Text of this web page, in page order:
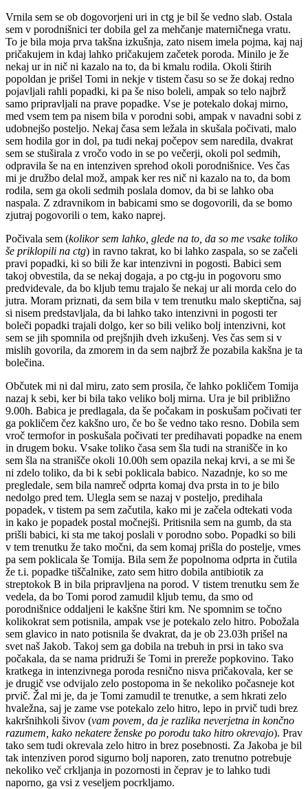
Vrnila sem se ob dogovorjeni uri in ctg je bil še vedno slab. Ostala
sem v porodnišnici ter dobila gel za mehčanje materničnega vratu.
To je bila moja prva takšna izkušnja, zato nisem imela pojma, kaj naj
pričakujem in kdaj lahko pričakujem začetek poroda. Minilo je že
nekaj ur in nič ni kazalo na to, da bi kmalu rodila. Okoli štirih
popoldan je prišel Tomi in nekje v tistem času so se že dokaj redno
pojavljali rahli popadki, ki pa še niso boleli, ampak so telo najbrž
samo pripravljali na prave popadke. Vse je potekalo dokaj mirno,
med vsem tem pa nisem bila v porodni sobi, ampak v navadni sobi z
udobnejšo posteljo. Nekaj časa sem ležala in skušala počivati, malo
sem hodila gor in dol, pa tudi nekaj počepov sem naredila, dvakrat
sem se stuširala z vročo vodo in se po večerji, okoli pol sedmih,
odpravila še na en intenziven sprehod okoli porodnišnice. Ves čas
mi je družbo delal mož, ampak ker res nič ni kazalo na to, da bom
rodila, sem ga okoli sedmih poslala domov, da bi se lahko oba
naspala. Z zdravnikom in babicami smo se dogovorili, da se bomo
zjutraj pogovorili o tem, kako naprej.
Počivala sem (kolikor sem lahko, glede na to, da so me vsake toliko
še priklopili na ctg) in ravno takrat, ko bi lahko zaspala, so se začeli
pravi popadki, ki so bili že kar intenzivni in pogosti. Babici sem
takoj obvestila, da se nekaj dogaja, a po ctg-ju in pogovoru smo
predvidevale, da bo kljub temu trajalo še nekaj ur ali morda celo do
jutra. Moram priznati, da sem bila v tem trenutku malo skeptična, saj
si nisem predstavljala, da bi lahko tako intenzivni in pogosti ter
boleči popadki trajali dolgo, ker so bili veliko bolj intenzivni, kot
sem se jih spomnila od prejšnjih dveh izkušenj. Ves čas sem si v
mislih govorila, da zmorem in da sem najbrž že pozabila kakšna je ta
bolečina.
Občutek mi ni dal miru, zato sem prosila, če lahko pokličem Tomija
nazaj k sebi, ker bi bila tako veliko bolj mirna. Ura je bil približno
9.00h. Babica je predlagala, da še počakam in poskušam počivati ter
ga pokličem čez kakšno uro, če bo še vedno tako resno. Dobila sem
vroč termofor in poskušala počivati ter predihavati popadke na enem
in drugem boku. Vsake toliko časa sem šla tudi na stranišče in ko
sem šla na stranišče okoli 10.00h sem opazila nekaj krvi, a se mi še
ni zdelo toliko, da bi k sebi poklicala babico. Nazadnje, ko so me
pregledale, sem bila namreč odprta komaj dva prsta in to je bilo
nedolgo pred tem. Ulegla sem se nazaj v posteljo, predihala
popadek, v tistem pa sem začutila, kako mi je začela odtekati voda
in kako je popadek postal močnejši. Pritisnila sem na gumb, da sta
prišli babici, ki sta me takoj poslali v porodno sobo. Popadki so bili
v tem trenutku že tako močni, da sem komaj prišla do postelje, vmes
pa sem poklicala še Tomija. Bila sem že popolnoma odprta in čutila
že t.i. popadke tiščalnike, zato sem hitro dobila antibiotik za
streptokok B in bila pripravljena na porod. V tistem trenutku sem že
vedela, da bo Tomi porod zamudil kljub temu, da smo od
porodnišnice oddaljeni le kakšne štiri km. Ne spomnim se točno
kolikokrat sem potisnila, ampak vse je potekalo zelo hitro. Pobožala
sem glavico in nato potisnila še dvakrat, da je ob 23.03h prišel na
svet naš Jakob. Takoj sem ga dobila na trebuh in prsi in tako sva
počakala, da se nama pridruži še Tomi in prereže popkovino. Tako
kratkega in intenzivnega poroda resnično nisva pričakovala, ker se
je drugič vse odvijalo zelo postopoma in še nekoliko počasneje kot
prvič. Žal mi je, da je Tomi zamudil te trenutke, a sem hkrati zelo
hvaležna, saj je zame vse potekalo zelo hitro, lepo in prvič tudi brez
kakršnihkoli šivov (vam povem, da je razlika neverjetna in končno
razumem, kako nekatere ženske po porodu tako hitro okrevajo). Prav
tako sem tudi okrevala zelo hitro in brez posebnosti. Za Jakoba je bil
tak intenziven porod sigurno bolj naporen, zato trenutno potrebuje
nekoliko več crkljanja in pozornosti in čeprav je to lahko tudi
naporno, ga vsi z veseljem pocrkljamo.